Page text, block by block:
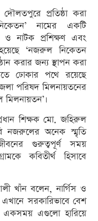
প্রতিষ্ঠা করা
নামের একটি
ও নাটক প্রশিক্ষণ এবং
হয়েছে ‘নজরুল নিকেতন
করার জন্য স্থাপন করা
ঢোকার পথে রয়েছে
পরিষদ মিলনায়তনের
শিক্ষক মো. জহিরুল
নজরুলের অনেক স্মৃতি
গুরুত্বপূর্ণ সময়
কবিতীর্থ হিসাবে
খাঁন বলেন, নার্গিস ও
সরকারিভাবে বেশ
একসময় এগুলো হারিয়ে